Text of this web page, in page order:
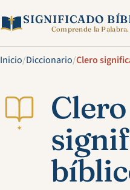
SIGNIFICADO
Comprende la Palabra.
Inicio/Diccionario/Clero
✦
Clero